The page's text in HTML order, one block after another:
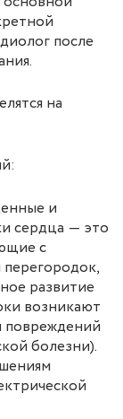
после
на
и
сердца ― это
с
развитие
возникают
повреждений
болезни).